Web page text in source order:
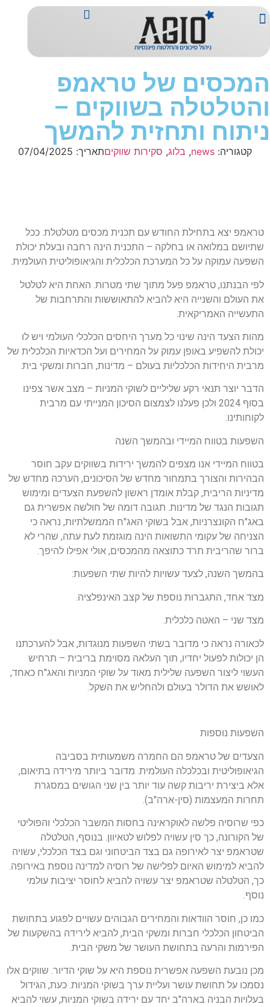
המכסים של טראמפ
והטלטלה בשווקים –
ניתוח ותחזית להמשך
קטגוריה: news
, בלוג, סקירות שווקיםתאריך: 07/04/2025
טראמפ יצא בתחילת החודש עם תכנית מכסים מטלטלת. ככל
שתיושם במלואה או בחלקה – התכנית הינה רחבה ובעלת יכולת
השפעה עמוקה על כל המערכת הכלכלית והגיאופוליטית העולמית.
לפי הבנתנו, טראמפ פעל מתוך שתי מטרות. האחת היא לטלטל
את העולם והשנייה היא להביא להתאוששות והתרחבות של
התעשייה האמריקאית.
מהות הצעד הינה שינוי כל מערך היחסים הכלכלי העולמי ויש לו
יכולת להשפיע באופן עמוק על המחירים ועל הכדאיות הכלכלית של
מרבית היחידות הכלכליות בעולם – מדינות, חברות ומשקי בית.
הדבר יוצר תנאי רקע שליליים לשוקי המניות – מצב אשר צפינו
בסוף 2024 ולכן פעלנו לצמצום הסיכון המנייתי עם מרבית
לקוחותינו.
השפעות בטווח המיידי ובהמשך השנה
בטווח המיידי אנו מצפים להמשך ירידות בשווקים עקב חוסר
הבהירות והצורך בתמחור מחדש של הסיכונים, הערכה מחדש של
מדיניות הריבית, קבלת אומדן ראשון להשפעת הצעדים ומימוש
תגובות הנגד של מדינות. תגובה דומה של חולשה אפשרית גם
באג"ח הקונצרניות, אבל בשוקי האג"ח הממשלתיות, נראה כי
הצניחה של עקומי התשואות הינה מוגזמת לעת עתה, שהרי לא
ברור שהריבית תרד כתוצאה מהמכסים, אולי אפילו להיפך.
בהמשך השנה, לצעד עשויות להיות שתי השפעות:
מצד אחד, התגברות נוספת של קצב האינפלציה.
מצד שני – האטה כלכלית.
לכאורה נראה כי מדובר בשתי השפעות מנוגדות, אבל להערכתנו
הן יכולות לפעול יחדיו, תוך העלאה מסוימת בריבית – תרחיש
העשוי ליצור השפעה שלילית מאוד על שוקי המניות והאג"ח כאחד,
לאושש את הדולר בעולם ולהחליש את השקל.
השפעות נוספות
הצעדים של טראמפ הם החמרה משמעותית בסביבה
הגיאופוליטית ובכלכלה העולמית. מדובר ביותר מירידה בתיאום,
אלא ביצירת יריבות קשה עוד יותר בין שני הגושים במסגרת
תחרות המעצמות (סין-ארה"ב).
כפי שרוסיה פלשה לאוקראינה בחסות המשבר הכלכלי והפוליטי
של הקורונה, כך סין עשויה לפלוש לטאיוון. בנוסף, הטלטלה
שטראמפ יצר לאירופה גם בצד הביטחוני וגם בצד הכלכלי, עשויה
להביא למימוש האיום לפלישה של רוסיה למדינה נוספת באירופה.
כך, הטלטלה שטראמפ יצר עשויה להביא לחוסר יציבות עולמי
נוסף.
כמו כן, חוסר הוודאות והמחירים הגבוהים עשויים לפגוע בתחושת
הביטחון הכלכלי חברות ומשקי הבית, להביא לירידה בהשקעות של
הפירמות והרעה בתחושת העושר של משקי הבית.
מכן נובעת השפעה אפשרית נוספת היא על שוקי הדיור. שווקים אלו
נסמכו על תחושת עושר ועליית ערך בשוקי המניות. כעת, הגידול
בעלויות הבניה בארה"ב יחד עם ירידה בשוקי המניות, עשוי להביא